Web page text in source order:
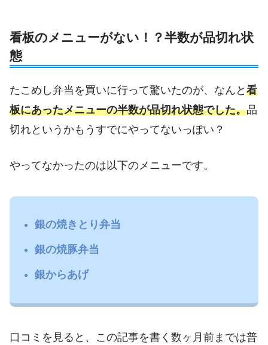
看板のメニューがない！？半数が品切れ状
態
たこめし弁当を買いに行って驚いたのが、なんと 看
板にあったメニューの半数が品切れ状態でした。品
切れというかもうすでにやってないっぽい？
やってなかったのは以下のメニューです。
銀の焼きとり弁当
銀の焼豚弁当
銀からあげ
口コミを見ると、この記事を書く数ヶ月前までは普